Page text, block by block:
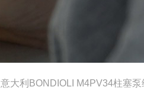
意大利BONDIOLI M4PV34柱塞